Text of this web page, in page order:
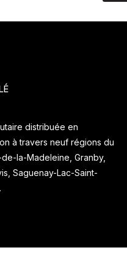
distribuée en
à travers neuf régions du
la-Madeleine, Granby,
Saguenay-Lac-Saint-